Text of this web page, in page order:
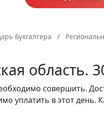
бухгалтера
область.
совершить.
уплатить в этот день.